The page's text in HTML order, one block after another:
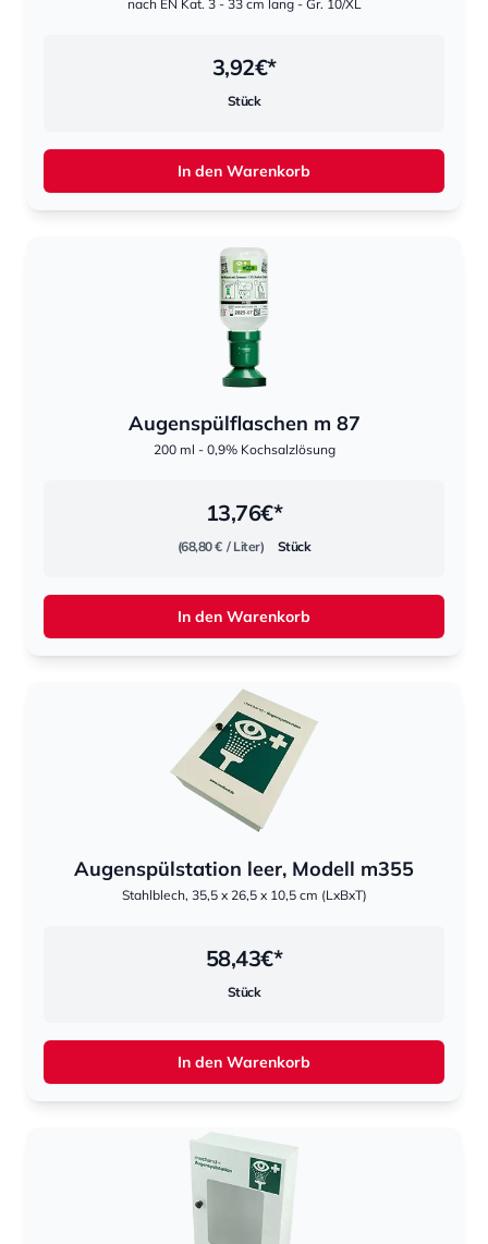
nach EN Kat. 3 - 33 cm lang - Gr. 10/XL
3,92€*
Stück
In den Warenkorb
Augenspülflaschen m 87
200 ml - 0,9% Kochsalzlösung
13,76€*
(68,80 € / Liter) Stück
In den Warenkorb
Augenspülstation leer, Modell m355
Stahlblech, 35,5 x 26,5 x 10,5 cm (LxBxT)
58,43€*
Stück
In den Warenkorb